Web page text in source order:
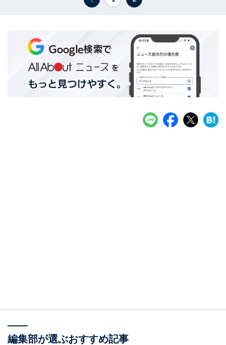
編集部が選ぶおすすめ記事